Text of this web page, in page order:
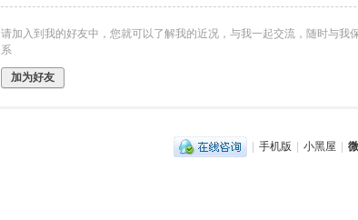
请加入到我的好友中，您就可以了解我的近况，与我一起交流，随时与我
系
加为好友
| 手机版 | 小黑屋 |